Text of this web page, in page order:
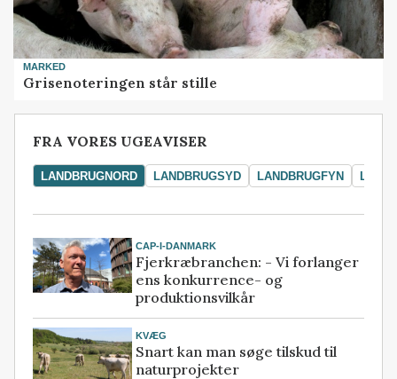
MARKED
Grisenoteringen står stille
FRA VORES UGEAVISER
LANDBRUGNORD LANDBRUGSYD LANDBRUGFYN
CAP-I-DANMARK
Fjerkræbranchen: - Vi forlanger
ens konkurrence- og
produktionsvilkår
KVÆG
Snart kan man søge tilskud til
naturprojekter